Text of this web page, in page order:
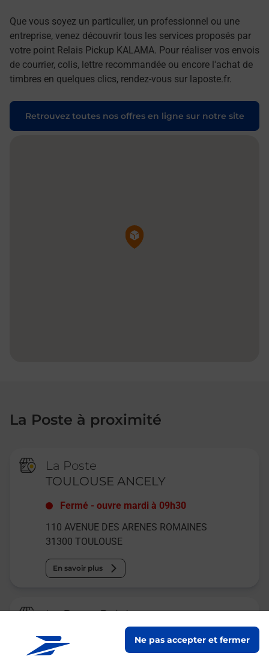
Ne pas accepter et fermer
Que vous soyez un particulier, un professionnel ou une
entreprise, venez découvrir tous les services proposés par
votre point Relais Pickup KALAMA. Pour réaliser vos envois
de courrier, colis, lettre recommandée ou encore l'achat de
timbres en quelques clics, rendez-vous sur laposte.fr.
Retrouvez toutes nos offres en ligne sur notre site
Pin de la carte
La Poste à proximité
La Poste
TOULOUSE ANCELY
Fermé -ouvre mardi à 09h30
110 AVENUE DES ARENES ROMAINES
31300 TOULOUSE
En savoir plus
La Poste Relais
BLAGNAC CARREFOUR CONTACT
RTE GRENADE